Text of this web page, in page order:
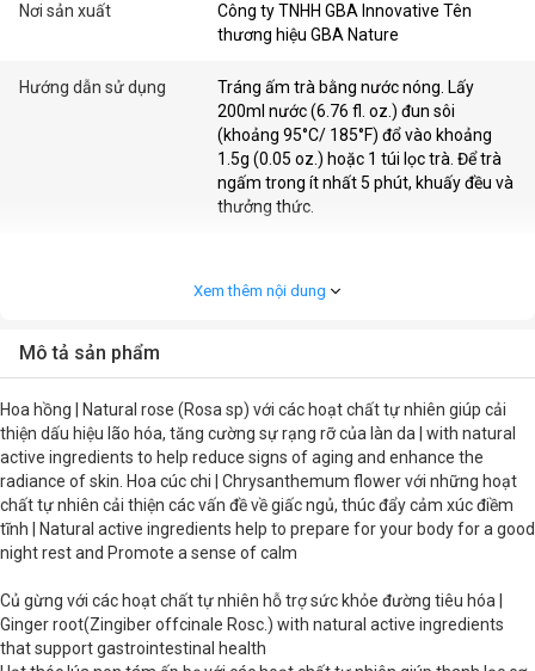
Nơi sản xuất
Công ty TNHH GBA Innovative Tên
thương hiệu GBA Nature
Hướng dẫn sử dụng
Tráng ấm trà bằng nước nóng. Lấy
200ml nước (6.76 fl. oz.) đun sôi
(khoảng 95°C/ 185°F) đổ vào khoảng
1.5g (0.05 oz.) hoặc 1 túi lọc trà. Để trà
ngấm trong ít nhất 5 phút, khuấy đều và
thưởng thức.
Khối lượng
Tiêu chuẩn thực phẩm MKL-TT04-BM01 LBH.04
Xem thêm nội dung
Mô tả sản phẩm
Hoa hồng | Natural rose (Rosa sp) với các hoạt chất tự nhiên giúp cải
thiện dấu hiệu lão hóa, tăng cường sự rạng rỡ của làn da | with natural
active ingredients to help reduce signs of aging and enhance the
radiance of skin. Hoa cúc chi | Chrysanthemum flower với những hoạt
chất tự nhiên cải thiện các vấn đề về giấc ngủ, thúc đẩy cảm xúc điềm
tĩnh | Natural active ingredients help to prepare for your body for a good
night rest and Promote a sense of calm
Củ gừng với các hoạt chất tự nhiên hỗ trợ sức khỏe đường tiêu hóa |
Ginger root(Zingiber offcinale Rosc.) with natural active ingredients
that support gastrointestinal health